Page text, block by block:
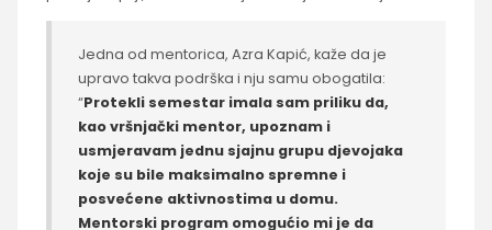
Jedna od mentorica, Azra Kapić, kaže da je
upravo takva podrška i nju samu obogatila:
“Protekli semestar imala sam priliku da,
kao vršnjački mentor, upoznam i
usmjeravam jednu sjajnu grupu djevojaka
koje su bile maksimalno spremne i
posvećene aktivnostima u domu.
Mentorski program omogućio mi je da